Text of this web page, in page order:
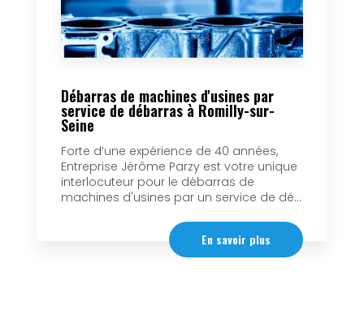
Débarras de machines d'usines par
service de débarras à Romilly-sur-
Seine
Forte d’une expérience de 40 années,
Entreprise Jérôme Parzy est votre unique
interlocuteur pour le débarras de
machines d'usines par un service de dé...
En savoir plus